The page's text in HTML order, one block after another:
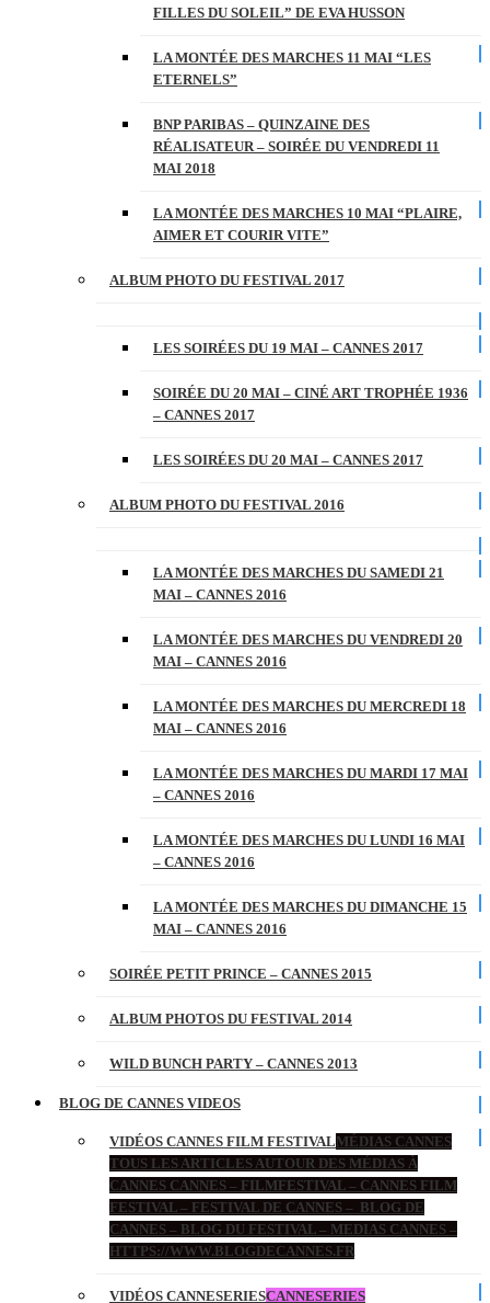
FILLES DU SOLEIL” DE EVA HUSSON
LA MONTÉE DES MARCHES 11 MAI “LES
ETERNELS”
BNP PARIBAS – QUINZAINE DES
RÉALISATEUR – SOIRÉE DU VENDREDI 11
MAI 2018
LA MONTÉE DES MARCHES 10 MAI “PLAIRE,
AIMER ET COURIR VITE”
ALBUM PHOTO DU FESTIVAL 2017
LES SOIRÉES DU 19 MAI – CANNES 2017
SOIRÉE DU 20 MAI – CINÉ ART TROPHÉE 1936
– CANNES 2017
LES SOIRÉES DU 20 MAI – CANNES 2017
ALBUM PHOTO DU FESTIVAL 2016
LA MONTÉE DES MARCHES DU SAMEDI 21
MAI – CANNES 2016
LA MONTÉE DES MARCHES DU VENDREDI 20
MAI – CANNES 2016
LA MONTÉE DES MARCHES DU MERCREDI 18
MAI – CANNES 2016
LA MONTÉE DES MARCHES DU MARDI 17 MAI
– CANNES 2016
LA MONTÉE DES MARCHES DU LUNDI 16 MAI
– CANNES 2016
LA MONTÉE DES MARCHES DU DIMANCHE 15
MAI – CANNES 2016
SOIRÉE PETIT PRINCE – CANNES 2015
ALBUM PHOTOS DU FESTIVAL 2014
WILD BUNCH PARTY – CANNES 2013
BLOG DE CANNES VIDEOS
VIDÉOS CANNES FILM FESTIVALMÉDIAS CANNES
TOUS LES ARTICLES AUTOUR DES MÉDIAS À
CANNES CANNES – FILMFESTIVAL – CANNES FILM
FESTIVAL – FESTIVAL DE CANNES – BLOG DE
CANNES – BLOG DU FESTIVAL – MEDIAS CANNES –
HTTPS://WWW.BLOGDECANNES.FR
VIDÉOS CANNESERIESCANNESERIES